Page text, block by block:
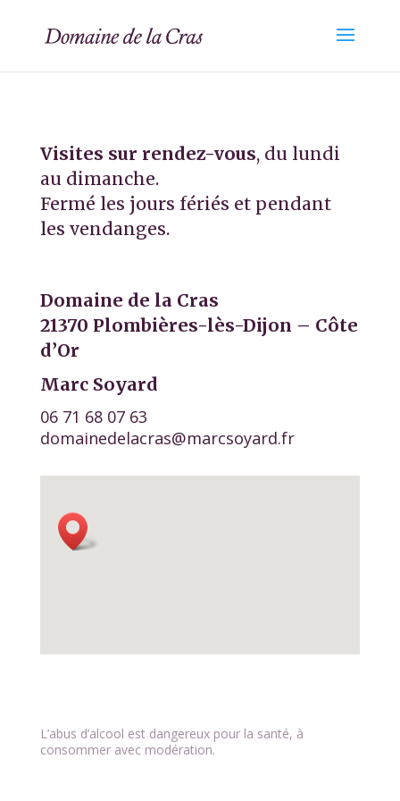
Visites sur rendez-vous, du lundi
au dimanche.
Fermé les jours fériés et pendant
les vendanges.
Domaine de la Cras
21370 Plombières-lès-Dijon – Côte
d’Or
Marc Soyard
06 71 68 07 63
domainedelacras@marcsoyard.fr
L’abus d’alcool est dangereux pour la santé, à
consommer avec modération.